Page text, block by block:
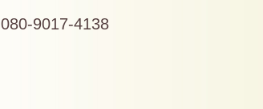
080-9017-4138